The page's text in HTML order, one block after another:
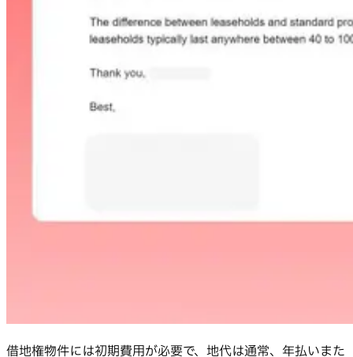
借地権物件には初期費用が必要で、地代は通常、年払いまた